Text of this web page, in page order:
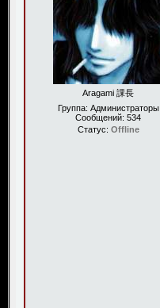
Aragami 課長
Группа: Администраторы
Сообщений:534
Статус: Offline